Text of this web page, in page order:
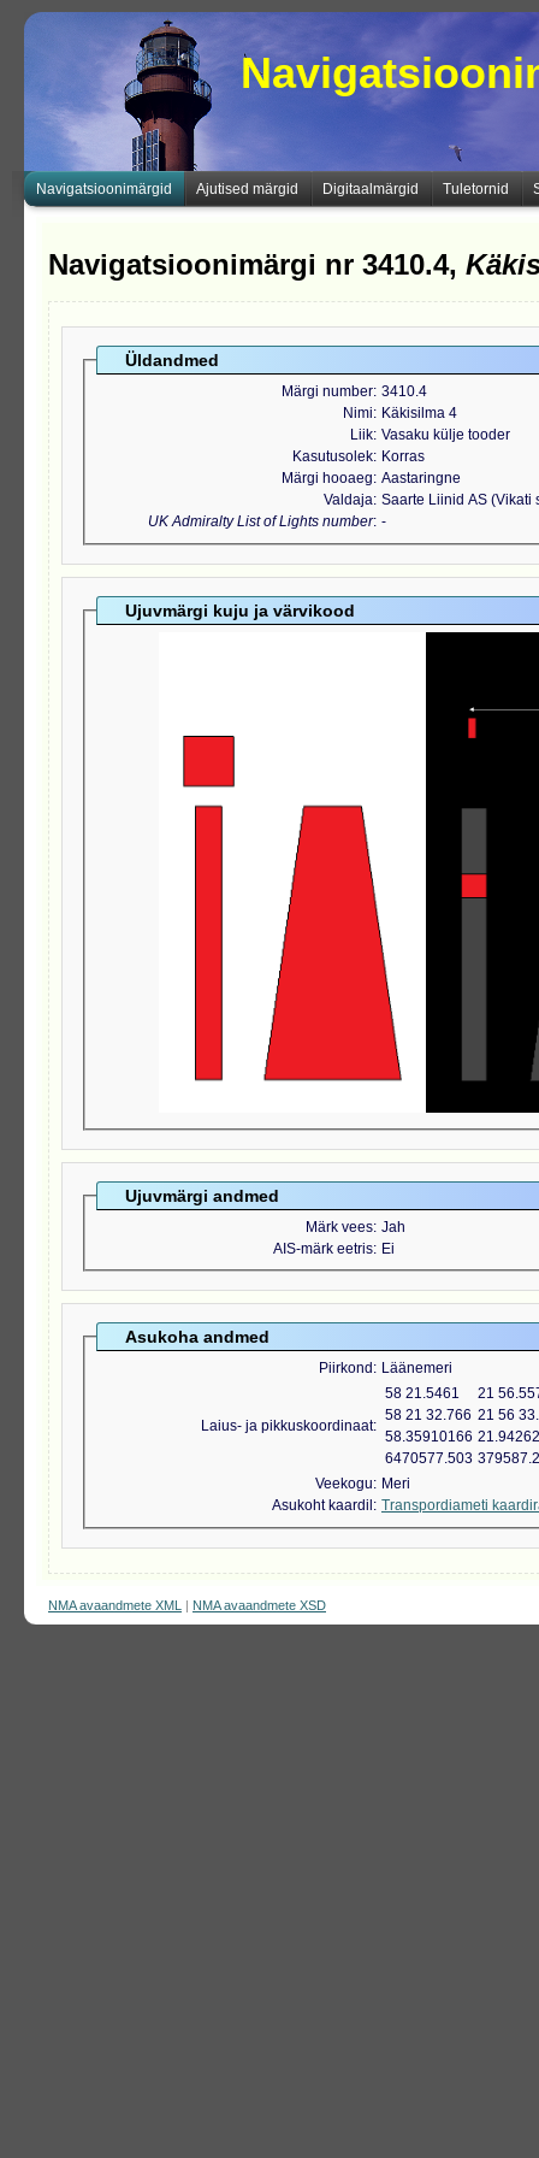
Navigatsioonimärgid Ajutised märgid Digitaalmärgid Tuletornid
Navigatsioonimärgi nr 3410.4,
Üldandmed
Märgi number 3410.4
Nimi
Käkisilma 4
Liik Vasaku külje tooder
Kasutusolek
Korras
Märgi hooaeg Aastaringne
Valdaja Saarte Liinid AS (Vikati
UK Admiralty List of Lights number -
Ujuvmärgi kuju ja värvikood
Ujuvmärgi andmed
Märk vees Jah
AIS-märk eetris Ei
Asukoha andmed
Piirkond Läänemeri
Laius- ja pikkuskoordinaat
58 21.5461
21
58 21 32.766 21 56
58.35910166
6470577.503
Veekogu
Meri
Asukoht kaardil
Transpordiameti
NMA avaandmete XML | NMA avaandmete XSD